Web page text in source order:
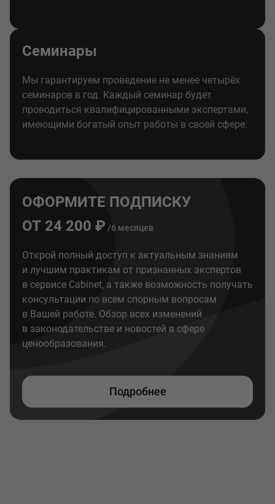
Семинары
Мы гарантируем проведение не менее четырёх
семинаров в год. Каждый семинар будет
проводиться квалифицированными экспертами,
имеющими богатый опыт работы в своей сфере.
ОФОРМИТЕ ПОДПИСКУ
ОТ 24 200 ₽ /6 месяцев
Открой полный доступ к актуальным знаниям
и лучшим практикам от признанных экспертов
в сервисе Cabinet, а также возможность получать
консультации по всем спорным вопросам
в Вашей работе. Обзор всех изменений
в законодательстве и новостей в сфере
ценообразования.
Подробнее